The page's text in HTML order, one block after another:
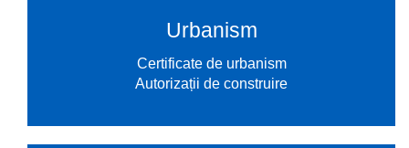
Urbanism
Certificate de urbanism
Autorizații de construire